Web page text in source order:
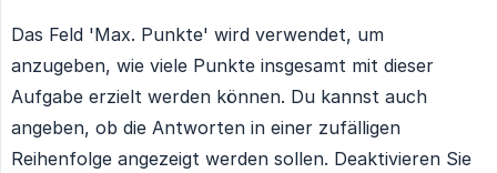
Das Feld 'Max. Punkte' wird verwendet, um
anzugeben, wie viele Punkte insgesamt mit dieser
Aufgabe erzielt werden können. Du kannst auch
angeben, ob die Antworten in einer zufälligen
Reihenfolge angezeigt werden sollen. Deaktivieren Sie